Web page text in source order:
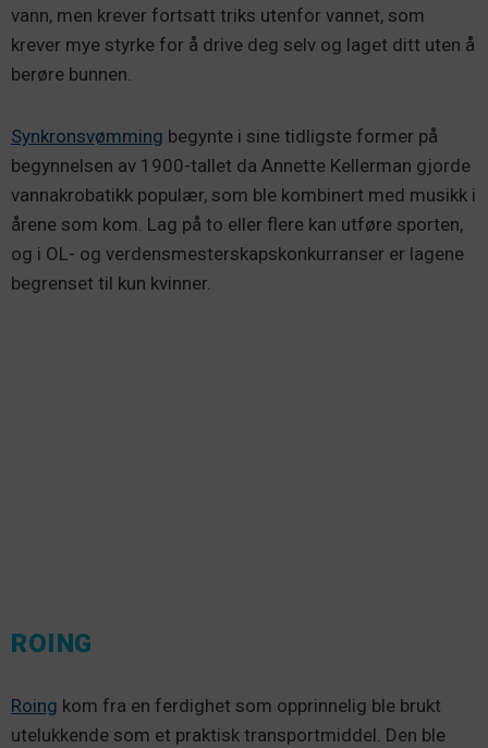
vann, men krever fortsatt triks utenfor vannet, som
krever mye styrke for å drive deg selv og laget ditt uten å
berøre bunnen.
Synkronsvømming begynte i sine tidligste former på
begynnelsen av 1900-tallet da Annette Kellerman gjorde
vannakrobatikk populær, som ble kombinert med musikk i
årene som kom. Lag på to eller flere kan utføre sporten,
og i OL- og verdensmesterskapskonkurranser er lagene
begrenset til kun kvinner.
ROING
Roing kom fra en ferdighet som opprinnelig ble brukt
utelukkende som et praktisk transportmiddel. Den ble